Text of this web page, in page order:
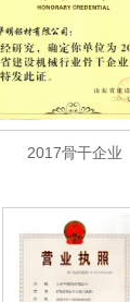
2017骨干企业